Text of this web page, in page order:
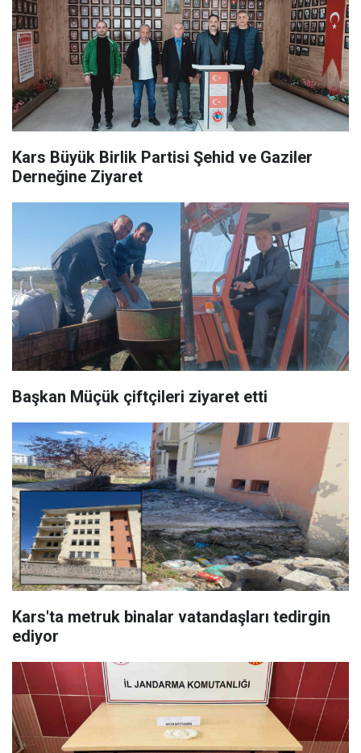
Kars Büyük Birlik Partisi Şehid ve Gaziler
Derneğine Ziyaret
Başkan Müçük çiftçileri ziyaret etti
Kars'ta metruk binalar vatandaşları tedirgin
ediyor